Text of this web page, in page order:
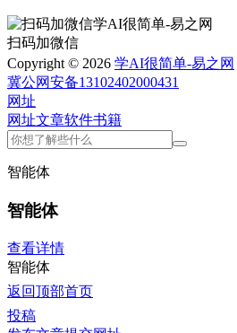
扫码加微信
Copyright © 2026 学AI很简单-易之网
冀公网安备13102402000431
网址
网址文章软件书籍
智能体
智能体
查看详情
智能体
返回顶部首页
投稿